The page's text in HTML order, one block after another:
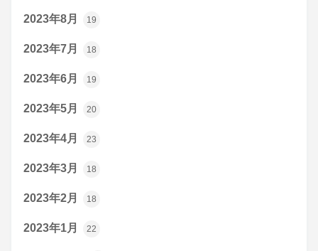
2023年8月 19
2023年7月 18
2023年6月 19
2023年5月 20
2023年4月 23
2023年3月 18
2023年2月 18
2023年1月 22